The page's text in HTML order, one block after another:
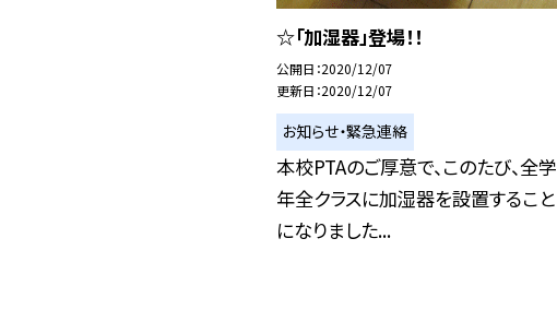
☆「加湿器」登場！！
公開日 2020/12/07
更新日 2020/12/07
お知らせ・緊急連絡
本校PTAのご厚意で、このたび、全学
年全クラスに加湿器を設置すること
になりました...